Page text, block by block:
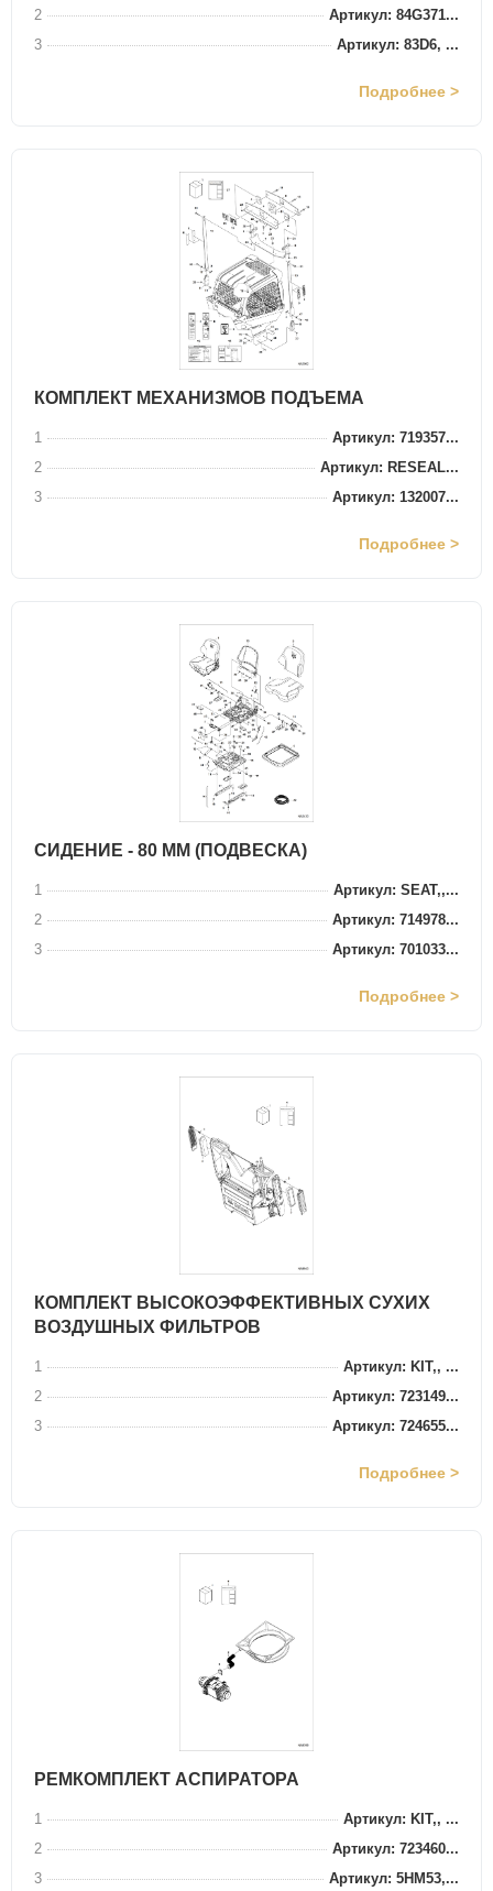
2
Артикул: 84G371...
3
Артикул: 83D6, ...
Подробнее >
КОМПЛЕКТ МЕХАНИЗМОВ ПОДЪЕМА
1
Артикул: 719357...
2
Артикул: RESEAL...
3
Артикул: 132007...
Подробнее >
СИДЕНИЕ - 80 ММ (ПОДВЕСКА)
1
Артикул: SEAT,,...
2
Артикул: 714978...
3
Артикул: 701033...
Подробнее >
КОМПЛЕКТ ВЫСОКОЭФФЕКТИВНЫХ СУХИХ
ВОЗДУШНЫХ ФИЛЬТРОВ
1
Артикул: KIT,, ...
2
Артикул: 723149...
3
Артикул: 724655...
Подробнее >
РЕМКОМПЛЕКТ АСПИРАТОРА
1
Артикул: KIT,, ...
2
Артикул: 723460...
3
Артикул: 5HM53,...